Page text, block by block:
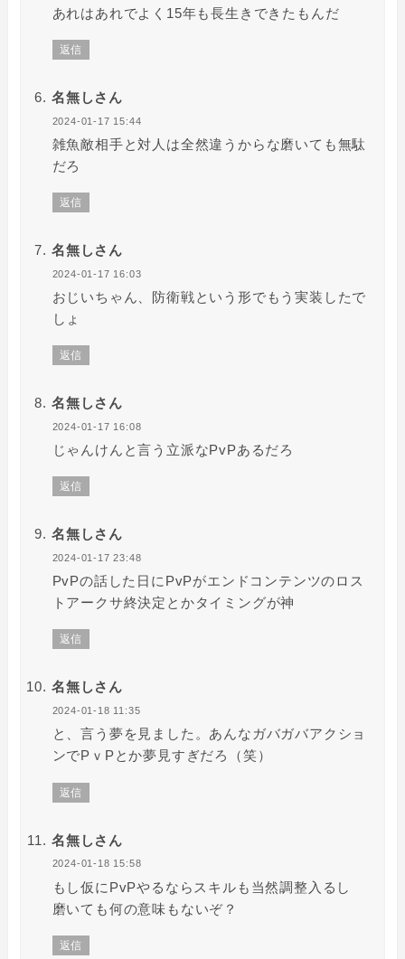
あれはあれでよく15年も長生きできたもんだ
返信
名無しさん
2024-01-17 15:44
雑魚敵相手と対人は全然違うからな磨いても無駄
だろ
返信
名無しさん
2024-01-17 16:03
おじいちゃん、防衛戦という形でもう実装したで
しょ
返信
名無しさん
2024-01-17 16:08
じゃんけんと言う立派なPvPあるだろ
返信
名無しさん
2024-01-17 23:48
PvPの話した日にPvPがエンドコンテンツのロス
トアークサ終決定とかタイミングが神
返信
名無しさん
2024-01-18 11:35
と、言う夢を見ました。あんなガバガバアクショ
ンでPｖPとか夢見すぎだろ（笑）
返信
名無しさん
2024-01-18 15:58
もし仮にPvPやるならスキルも当然調整入るし
磨いても何の意味もないぞ？
返信